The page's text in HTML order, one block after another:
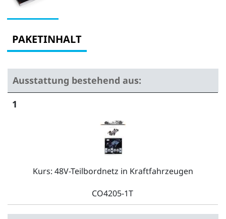
PAKETINHALT
Ausstattung bestehend aus:
1
Kurs: 48V-Teilbordnetz in Kraftfahrzeugen
CO4205-1T